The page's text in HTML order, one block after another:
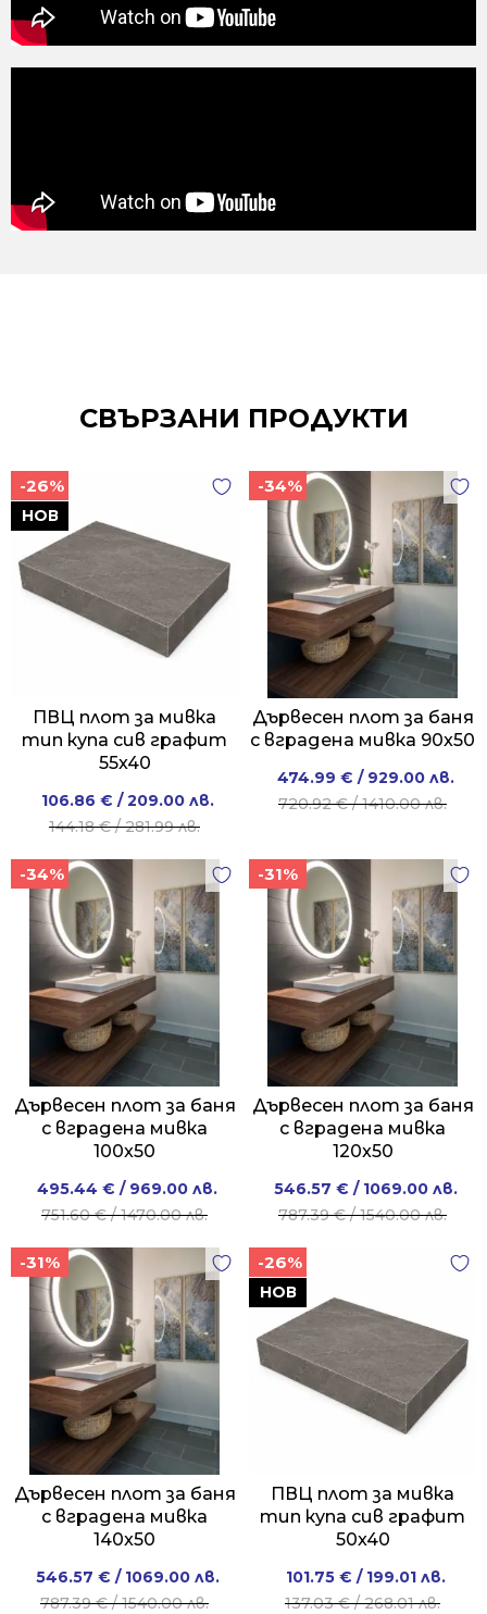
СВЪРЗАНИ ПРОДУКТИ
НОВ
-26%
ПВЦ плот за мивка
тип купа сив графит
55x40
144.18€/ 281.99 лв.
Original
price
281.99 лв..
106.86 € / 209.00 лв.
Current
price
209.00 лв..
-34%
Дървесен плот за баня
с вградена мивка 90x50
720.92€/ 1410.00 лв.
Original
price
720.92 €
1410.00 лв..
474.99 € / 929.00 лв.
Current
price
474.99 €
929.00 лв..
-34%
Дървесен плот за баня
с вградена мивка
100x50
751.60€/ 1470.00 лв.
Original
price
1470.00 лв..
495.44 € / 969.00 лв.
Current
price
969.00 лв..
-31%
Дървесен плот за баня
с вградена мивка
120x50
787.39€/ 1540.00 лв.
Original
price
1540.00 лв..
546.57 € / 1069.00 лв.
Current
price
1069.00 лв..
-31%
Дървесен плот за баня
с вградена мивка
140x50
787.39€/ 1540.00 лв.
Original
price
546.57 € / 1069.00 лв.
Current
price
НОВ
-26%
ПВЦ плот за мивка
тип купа сив графит
50x40
137.03€/ 268.01 лв.
Original
price
101.75 € / 199.01 лв.
Current
price